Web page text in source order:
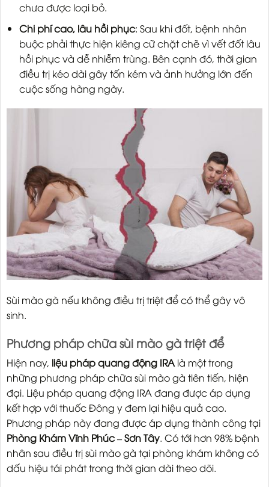
chưa được loại bỏ.
Chi phí cao, lâu hồi phục: Sau khi đốt, bệnh nhân
buộc phải thực hiện kiêng cữ chặt chẽ vì vết đốt lâu
hồi phục và dễ nhiễm trùng. Bên cạnh đó, thời gian
điều trị kéo dài gây tốn kém và ảnh hưởng lớn đến
cuộc sống hàng ngày.
Sùi mào gà nếu không điều trị triệt để có thể gây vô
sinh.
Phương pháp chữa sùi mào gà triệt để
Hiện nay, liệu pháp quang động IRA là một trong
những phương pháp chữa sùi mào gà tiên tiến, hiện
đại. Liệu pháp quang động IRA đang được áp dụng
kết hợp với thuốc Đông y đem lại hiệu quả cao.
Phương pháp này đang được áp dụng thành công tại
Phòng Khám Vĩnh Phúc – Sơn Tây. Có tới hơn 98% bệnh
nhân sau điều trị sùi mào gà tại phòng khám không có
dấu hiệu tái phát trong thời gian dài theo dõi.